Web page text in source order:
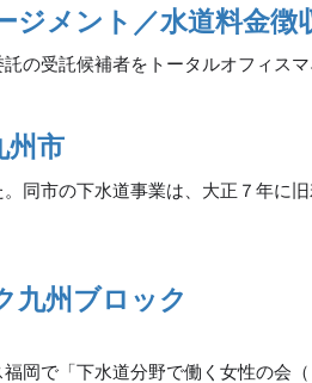
メント／水道料金徴
の受託候補者をトータルオフィス
州市
同市の下水道事業は、大正７年に
九州ブロック
岡で「下水道分野で働く女性の会